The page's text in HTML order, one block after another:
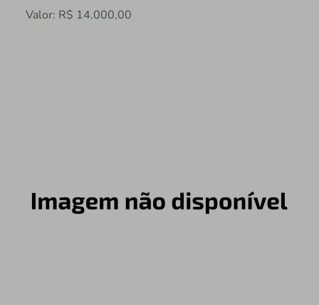
Valor: R$ 14.000,00